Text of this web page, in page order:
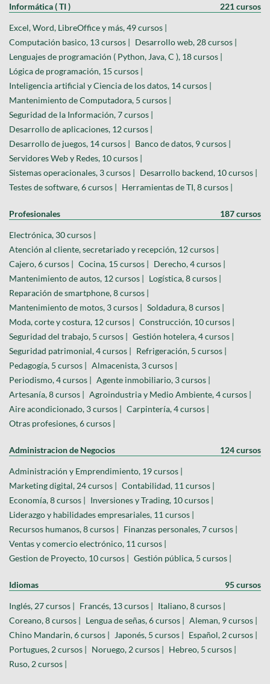
Informática ( TI ) 221 cursos
Excel, Word, LibreOffice y más, 49 cursos |
Computación basico, 13 cursos | Desarrollo web, 28 cursos |
Lenguajes de programación ( Python, Java, C ), 18 cursos |
Lógica de programación, 15 cursos |
Inteligencia artificial y Ciencia de los datos, 14 cursos |
Mantenimiento de Computadora, 5 cursos |
Seguridad de la Información, 7 cursos |
Desarrollo de aplicaciones, 12 cursos |
Desarrollo de juegos, 14 cursos | Banco de datos, 9 cursos |
Servidores Web y Redes, 10 cursos |
Sistemas operacionales, 3 cursos | Desarrollo backend, 10 cursos |
Testes de software, 6 cursos | Herramientas de TI, 8 cursos |
Profesionales 187 cursos
Electrónica, 30 cursos |
Atención al cliente, secretariado y recepción, 12 cursos |
Cajero, 6 cursos | Cocina, 15 cursos | Derecho, 4 cursos |
Mantenimiento de autos, 12 cursos | Logística, 8 cursos |
Reparación de smartphone, 8 cursos |
Mantenimiento de motos, 3 cursos | Soldadura, 8 cursos |
Moda, corte y costura, 12 cursos | Construcción, 10 cursos |
Seguridad del trabajo, 5 cursos | Gestión hotelera, 4 cursos |
Seguridad patrimonial, 4 cursos | Refrigeración, 5 cursos |
Pedagogía, 5 cursos | Almacenista, 3 cursos |
Periodismo, 4 cursos | Agente inmobiliario, 3 cursos |
Artesanía, 8 cursos | Agroindustria y Medio Ambiente, 4 cursos |
Aire acondicionado, 3 cursos | Carpintería, 4 cursos |
Otras profesiones, 6 cursos |
Administracion de Negocios 124 cursos
Administración y Emprendimiento, 19 cursos |
Marketing digital, 24 cursos | Contabilidad, 11 cursos |
Economía, 8 cursos | Inversiones y Trading, 10 cursos |
Liderazgo y habilidades empresariales, 11 cursos |
Recursos humanos, 8 cursos | Finanzas personales, 7 cursos |
Ventas y comercio electrónico, 11 cursos |
Gestion de Proyecto, 10 cursos | Gestión pública, 5 cursos |
Idiomas 95 cursos
Inglés, 27 cursos | Francés, 13 cursos | Italiano, 8 cursos |
Coreano, 8 cursos | Lengua de señas, 6 cursos | Aleman, 9 cursos |
Chino Mandarin, 6 cursos |
Japonés, 5 cursos | Español, 2 cursos |
Portugues, 2 cursos | Noruego, 2 cursos | Hebreo, 5 cursos |
Ruso, 2 cursos |